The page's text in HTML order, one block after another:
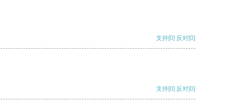
支持[0] 反对[0]
支持[0] 反对[0]